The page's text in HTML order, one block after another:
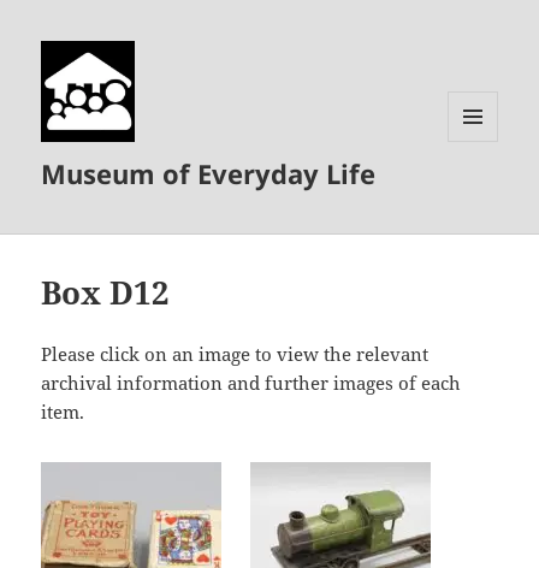
Museum of Everyday Life
Box D12
Please click on an image to view the relevant
archival information and further images of each
item.